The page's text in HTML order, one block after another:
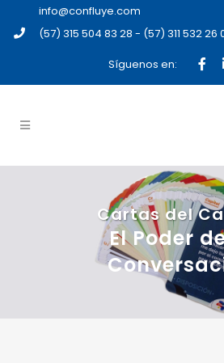
info@confluye.com
(57) 315 504 83 28 - (57) 311 532 26
Síguenos en:
Cartas del
El Poder